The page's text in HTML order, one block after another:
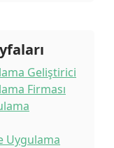
Geliştirici
Firması
Uygulama